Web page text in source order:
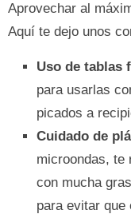
Aprovechar al
Aquí te dejo unos
Uso de tablas
para usarlas
picados a
Cuidado de
microondas, te
con mucha
para evitar